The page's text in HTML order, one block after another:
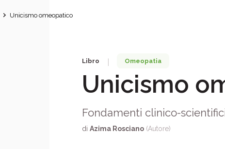
Unicismo omeopatico
Libro Omeopatia
Unicismo
Fondamenti clinico-
di Azima Rosciano (Autore)